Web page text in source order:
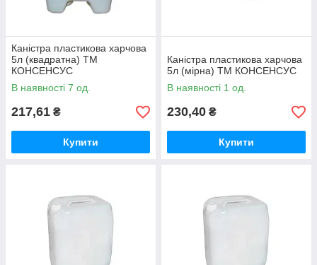
Каністра пластикова харчова
5л (квадратна) ТМ
КОНСЕНСУС
В наявності 7 од.
217,61 ₴
Купити
Каністра пластикова харчова
5л (мірна) ТМ КОНСЕНСУС
В наявності 1 од.
230,40 ₴
Купити